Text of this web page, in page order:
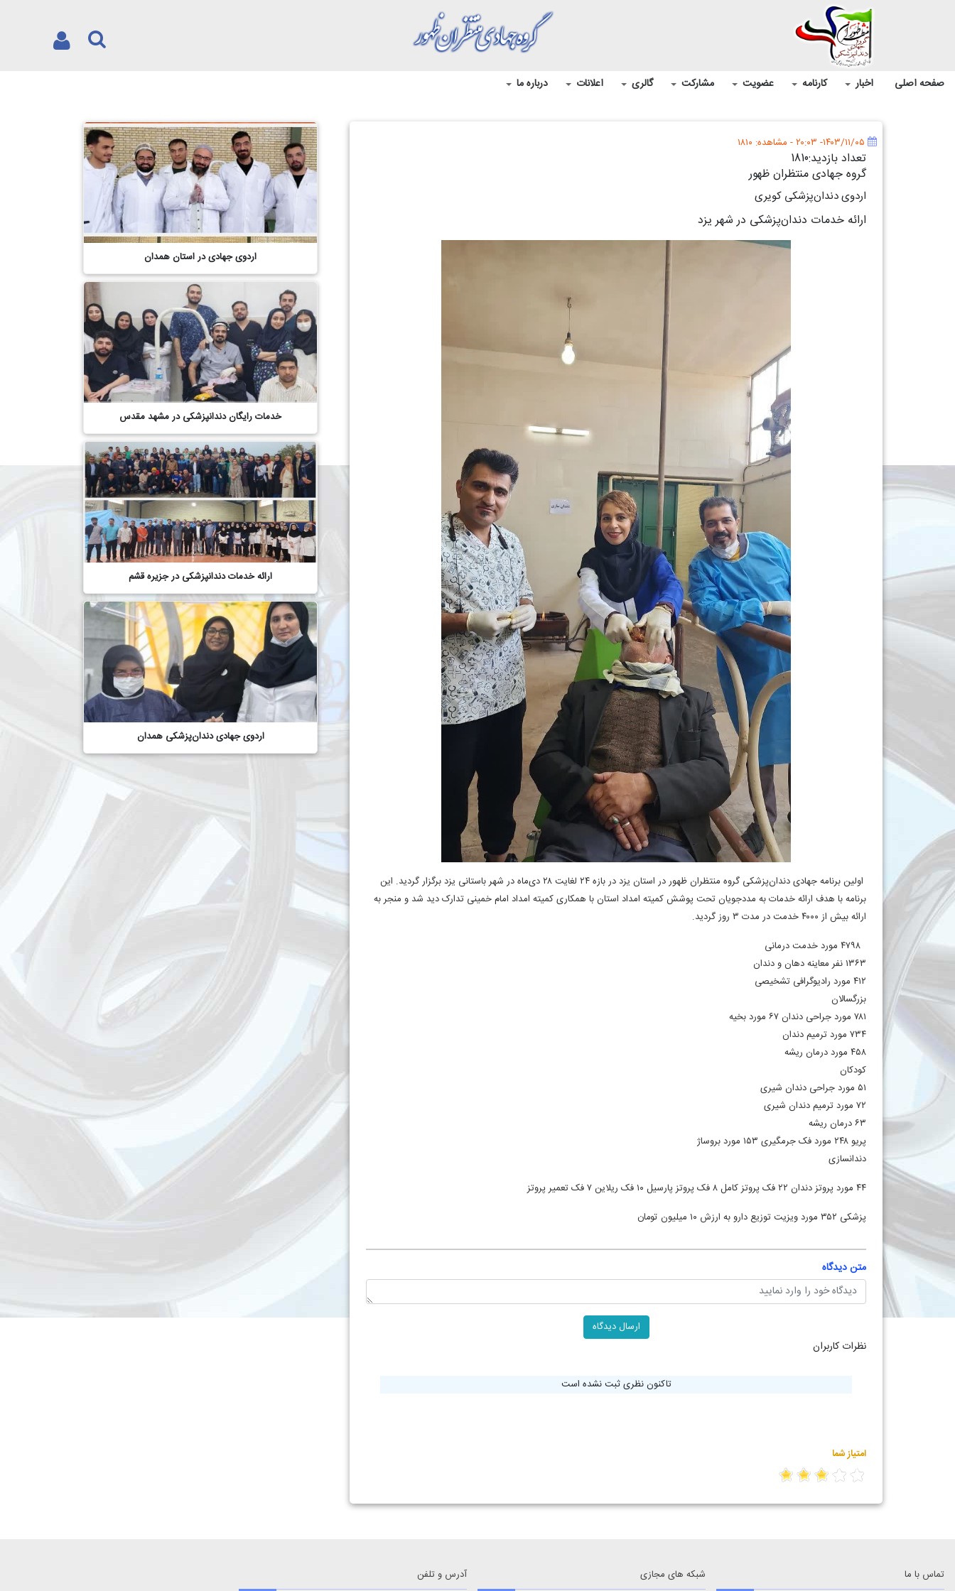
صفحه اصلی اخبار کارنامه عضویت مشارکت گالری اعلانات درباره ما
۱۴۰۳/۱۱/۰۵- ۲۰:۰۳ - مشاهده: ۱۸۱۰
تعداد بازدید:1810
گروه جهادی منتظران ظهور
اردوی دندان‌پزشکی کویری
ارائه خدمات دندان‌پزشکی در شهر یزد
اولین برنامه جهادی دندان‌پزشکی گروه منتظران ظهور در استان یزد در بازه ۲۴ لغایت ۲۸ دی‌ماه در شهر باستانی یزد برگزار گردید. این
برنامه با هدف ارائه خدمات به مددجویان تحت پوشش کمیته امداد استان با همکاری کمیته امداد امام خمینی تدارک دید شد و منجر به
ارائه بیش از ۴۰۰۰ خدمت در مدت ۳ روز گردید.
۱۳۶۳ نفر معاینه دهان و دندان
۴۱۲ مورد رادیوگرافی تشخیصی
بزرگسالان
۷۸۱ مورد جراحی دندان ۶۷ مورد بخیه
۷۳۴ مورد ترمیم دندان
۴۵۸ مورد درمان ریشه
کودکان
۵۱ مورد جراحی دندان شیری
۷۲ مورد ترمیم دندان شیری
۶۳ درمان ریشه
پریو ۲۴۸ مورد فک جرمگیری ۱۵۳ مورد بروساژ
دندانسازی
۴۴ مورد پروتز دندان ۲۲ فک پروتز کامل ۸ فک پروتز پارسیل ۱۰ فک ریلاین ۷ فک تعمیر پروتز
پزشکی ۳۵۲ مورد ویزیت توزیع دارو به ارزش ۱۰ میلیون تومان
متن دیدگاه
نظرات کاربران
تاکنون نظری ثبت نشده است
امتیاز شما
اردوی جهادی در استان همدان
خدمات رایگان دندانپزشکی در مشهد مقدس
ارائه خدمات دندانپزشکی در جزیره قشم
اردوی جهادی دندان‌پزشکی همدان
تماس با ما شبکه های مجازی آدرس و تلفن